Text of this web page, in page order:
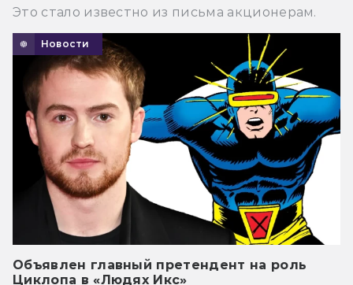
Это стало известно из письма акционерам.
Новости
Объявлен главный претендент на роль
Циклопа в «Людях Икс»